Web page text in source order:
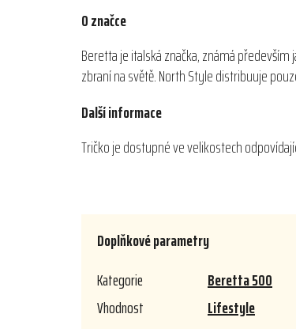
O značce
Beretta je italská značka, známá
zbraní na světě. North Style distribuuje
Další informace
Tričko je dostupné ve velikostech
Doplňkové parametry
Kategorie
Beretta 500
Vhodnost
Lifestyle